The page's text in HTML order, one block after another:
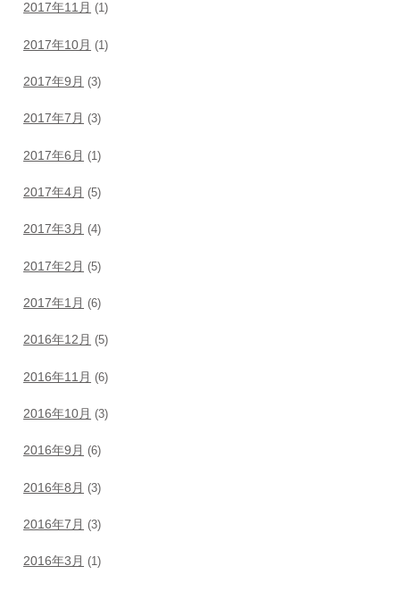
2017年11月 (1)
2017年10月 (1)
2017年9月 (3)
2017年7月 (3)
2017年6月 (1)
2017年4月 (5)
2017年3月 (4)
2017年2月 (5)
2017年1月 (6)
2016年12月 (5)
2016年11月 (6)
2016年10月 (3)
2016年9月 (6)
2016年8月 (3)
2016年7月 (3)
2016年3月 (1)